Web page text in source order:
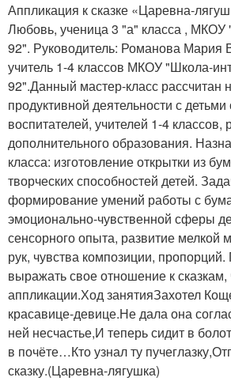
Аппликация к сказке «Царевна-
Любовь, ученица 3 "а" класса ,
92". Руководитель: Романова Мария
учитель 1-4 классов МКОУ "Школа-
92".Данный мастер-класс рассчитан
продуктивной деятельности с детьми
воспитателей, учителей 1-4 классов,
дополнительного образования.
класса: изготовление открытки из
творческих способностей детей.
формирование умений работы с
эмоционально-чувственной сферы
сенсорного опыта, развитие мелкой
рук, чувства композиции,
выражать свое отношение к сказкам,
аппликации.Ход занятияЗахотел
красавице-девице.Не дала она
ней несчастье,И теперь сидит в
в почёте…Кто узнал ту
сказку.(Царевна-лягушка)